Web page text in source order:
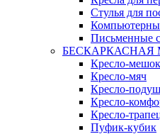
Стулья для
Письменные
БЕСКАРКАСНАЯ
Кресло-мешок
Кресло-мяч
Кресло-
Кресло-
Кресло-
Пуфик-кубик